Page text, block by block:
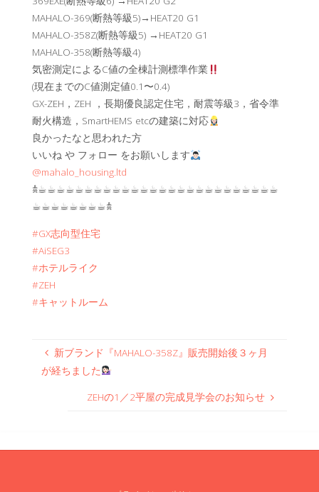
MAHALO-369(断熱等級5)→HEAT20 G1
MAHALO-358Z(断熱等級5) →HEAT20 G1
MAHALO-358(断熱等級4)
気密測定によるC値の全棟計測標準作業
(現在までのC値測定値0.1〜0.4)
GX-ZEH，ZEH ，長期優良認定住宅，耐震等級3，省令準
耐火構造，SmartHEMS etcの建築に対応
良かったなと思われた方
いいね や フォロー をお願いします
@mahalo_housing.ltd
𖠋☕︎☕︎☕︎☕︎☕︎☕︎☕︎☕︎☕︎☕︎☕︎☕︎☕︎☕︎☕︎☕︎☕︎☕︎☕︎☕︎☕︎☕︎☕︎☕︎☕︎☕︎
☕︎☕︎☕︎☕︎☕︎☕︎☕︎☕︎𖠋
#GX志向型住宅
#AiSEG3
#ホテルライク
#ZEH
#キャットルーム
新ブランド『MAHALO-358Z』販売開始後３ヶ月
が経ちました
ZEHの1／2平屋の完成見学会のお知らせ